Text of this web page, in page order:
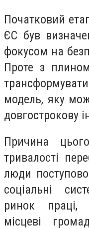
Початковий
ЄС був
фокусом на
Проте з
модель, яку
довгострокову
Причина
тривалості
люди
соціальні
ринок праці,
місцеві